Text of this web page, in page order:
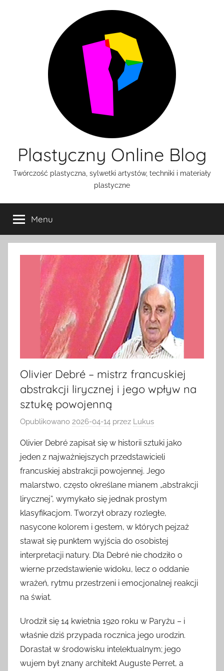
Plastyczny Online Blog
Twórczość plastyczna, sylwetki artystów, techniki i materiały
plastyczne
Menu
Olivier Debré – mistrz francuskiej
abstrakcji lirycznej i jego wpływ na
sztukę powojenną
Opublikowano 2026-04-14 przez Lukus
Olivier Debré zapisał się w historii sztuki jako
jeden z najważniejszych przedstawicieli
francuskiej abstrakcji powojennej. Jego
malarstwo, często określane mianem „abstrakcji
lirycznej”, wymykało się jednak prostym
klasyfikacjom. Tworzył obrazy rozległe,
nasycone kolorem i gestem, w których pejzaż
stawał się punktem wyjścia do osobistej
interpretacji natury. Dla Debré nie chodziło o
wierne przedstawienie widoku, lecz o oddanie
wrażeń, rytmu przestrzeni i emocjonalnej reakcji
na świat.
Urodził się 14 kwietnia 1920 roku w Paryżu – i
właśnie dziś przypada rocznica jego urodzin.
Dorastał w środowisku intelektualnym; jego
wujem był znany architekt Auguste Perret, a